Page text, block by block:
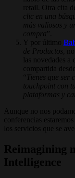
retail. Otra cita
clic en una
más valiosos y
compra”.
Y por último
de Productos ,
las novedades
compartida
“ Tienes que ser
touchpoint con
plataformas y
Aunque no nos
conferencias
los servicios que se
Reimagining
Intelligence